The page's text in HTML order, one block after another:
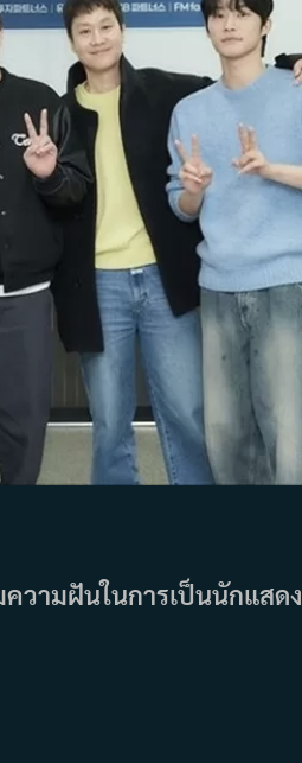
วามฝันในการเป็นนักแสดง